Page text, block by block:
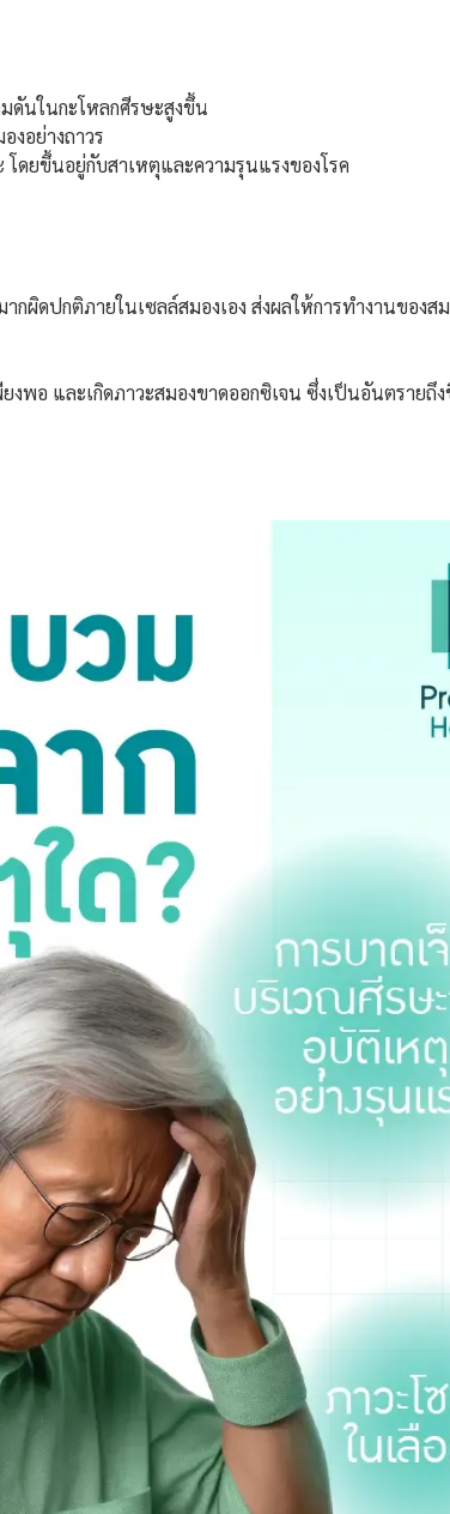
มดันในกะโหลกศีรษะสูงขึ้น
งอย่างถาวร
ดยขึ้นอยู่กับสาเหตุและความรุนแรงของโรค
กผิดปกติภายในเซลล์สมองเอง ส่งผลให้การทำงานของส
งพอ และเกิดภาวะสมองขาดออกซิเจน ซึ่งเป็นอันตรายถึ